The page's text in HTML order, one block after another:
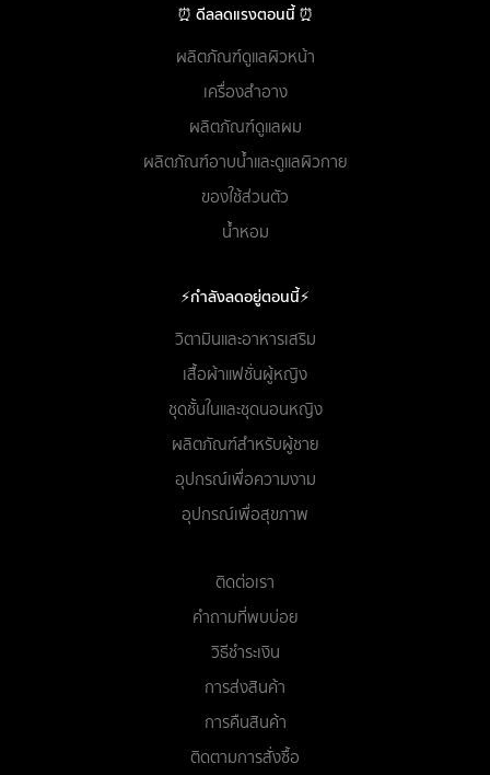
⏰ ดีลลดแรงตอนนี้ ⏰
ผลิตภัณฑ์ดูแลผิวหน้า
เครื่องสำอาง
ผลิตภัณฑ์ดูแลผม
ผลิตภัณฑ์อาบน้ำและดูแลผิวกาย
ของใช้ส่วนตัว
น้ำหอม
⚡กำลังลดอยู่ตอนนี้⚡
วิตามินและอาหารเสริม
เสื้อผ้าแฟชั่นผู้หญิง
ชุดชั้นในและชุดนอนหญิง
ผลิตภัณฑ์สำหรับผู้ชาย
อุปกรณ์เพื่อความงาม
อุปกรณ์เพื่อสุขภาพ
ติดต่อเรา
คำถามที่พบบ่อย
วิธีชำระเงิน
การส่งสินค้า
การคืนสินค้า
ติดตามการสั่งซื้อ